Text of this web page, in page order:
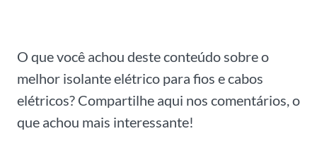
O que você achou deste conteúdo sobre o
melhor isolante elétrico para fios e cabos
elétricos? Compartilhe aqui nos comentários, o
que achou mais interessante!